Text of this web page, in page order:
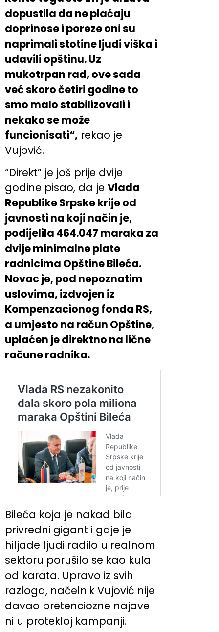
dopustila da ne plaćaju
doprinose i poreze oni su
naprimali stotine ljudi viška i
udavili opštinu. Uz
mukotrpan rad, ove sada
već skoro četiri godine to
smo malo stabilizovali i
nekako se može
funcionisati“, rekao je
Vujović.
“Direkt” je još prije dvije
godine pisao, da je Vlada
Republike Srpske krije od
javnosti na koji način je,
podijelila 464.047 maraka za
dvije minimalne plate
radnicima Opštine Bileća.
Novac je, pod nepoznatim
uslovima, izdvojen iz
Kompenzacionog fonda RS,
a umjesto na račun Opštine,
uplaćen je direktno na lične
račune radnika.
Bileća koja je nakad bila
privredni gigant i gdje je
hiljade ljudi radilo u realnom
sektoru porušilo se kao kula
od karata. Upravo iz svih
razloga, načelnik Vujović nije
davao pretenciozne najave
ni u protekloj kampanji.